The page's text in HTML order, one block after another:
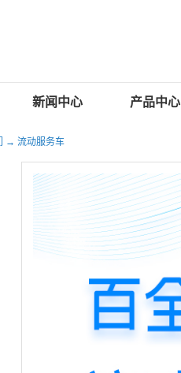
新闻中心 产品中心
→ 流动服务车